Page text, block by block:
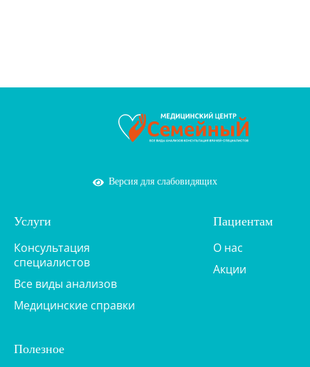
Версия для слабовидящих
Услуги
Консультация
специалистов
Все виды анализов
Медицинские справки
Пациентам
О нас
Акции
Полезное